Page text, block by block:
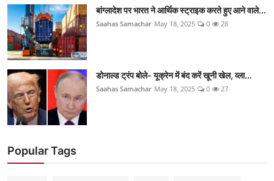
बांग्लादेश पर भारत ने आर्थिक स्ट्राइक करते हुए आने वाले...
Saahas Samachar May 18, 2025 0 28
डोनाल्ड ट्रंप बोले- यूक्रेन में बंद करें खूनी खेल, व्ला...
Saahas Samachar May 18, 2025 0 27
Popular Tags